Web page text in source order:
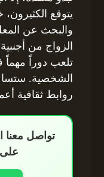
يتوقع الكثيرون،
والبحث عن
الزواج من
تلعب دوراً مهماً
الشخصية.
روابط ثقافية
تواصل معنا